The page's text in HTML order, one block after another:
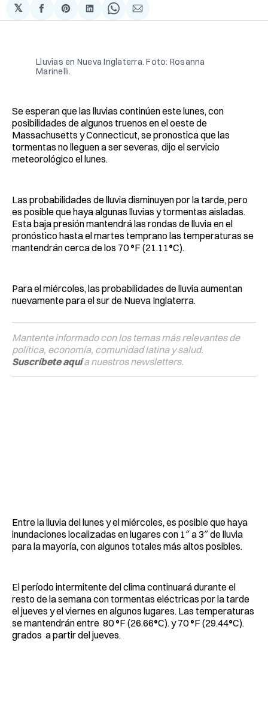
𝕏
Compartir
en
Share
on
Compartir
en
Share
on
Compartir
via
Lluvias en Nueva Inglaterra. Foto: Rosanna
Marinelli.
Se esperan que las lluvias continúen este lunes, con
posibilidades de algunos truenos en el oeste de
Massachusetts y Connecticut, se pronostica que las
tormentas no lleguen a ser severas, dijo el servicio
meteorológico el lunes.
Las probabilidades de lluvia disminuyen por la tarde, pero
es posible que haya algunas lluvias y tormentas aisladas.
Esta baja presión mantendrá las rondas de lluvia en el
pronóstico hasta el martes temprano las temperaturas se
mantendrán cerca de los 70°F (21.11°C).
Para el miércoles, las probabilidades de lluvia aumentan
nuevamente para el sur de Nueva Inglaterra.
Mantente informado con los temas más relevantes de
política, economía, comunidad latina y salud.
Suscríbete aquía nuestros newsletters.
Entre la lluvia del lunes y el miércoles, es posible que haya
inundaciones localizadas en lugares con 1″ a 3″ de lluvia
para la mayoría, con algunos totales más altos posibles.
El período intermitente del clima continuará durante el
resto de la semana con tormentas eléctricas por la tarde
el jueves y el viernes en algunos lugares. Las temperaturas
se mantendrán entre 80°F (26.66°C). y 70°F (29.44°C).
grados a partir del jueves.